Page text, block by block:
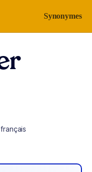
Synonymes